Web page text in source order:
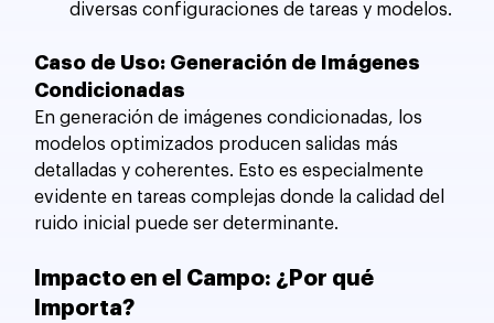
diversas configuraciones de tareas y modelos.
Caso de Uso: Generación de Imágenes
Condicionadas
En generación de imágenes condicionadas, los
modelos optimizados producen salidas más
detalladas y coherentes. Esto es especialmente
evidente en tareas complejas donde la calidad del
ruido inicial puede ser determinante.
Impacto en el Campo: ¿Por qué
Importa?